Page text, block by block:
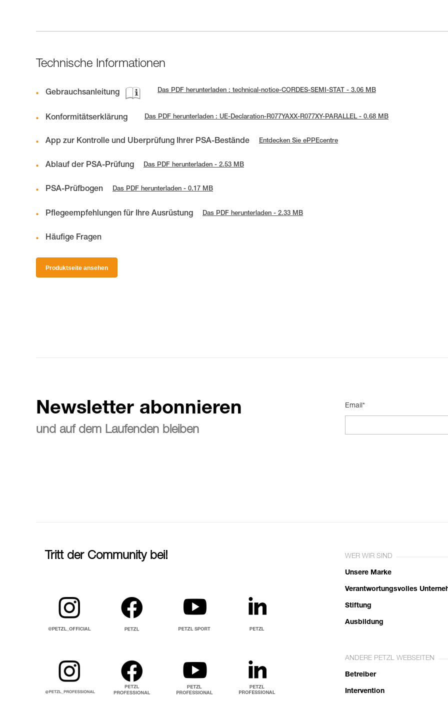
Technische Informationen
Gebrauchsanleitung Das PDF herunterladen : technical-notice-CORDES-SEMI-STAT - 3.06 MB
Konformitätserklärung Das PDF herunterladen : UE-Declaration-R077YAXX-R077XY-PARALLEL - 0.68 MB
App zur Kontrolle und Überprüfung Ihrer PSA-Bestände Entdecken Sie ePPEcentre
Ablauf der PSA-Prüfung Das PDF herunterladen - 2.53 MB
PSA-Prüfbogen Das PDF herunterladen - 0.17 MB
Pflegeempfehlungen für Ihre Ausrüstung Das PDF herunterladen - 2.33 MB
Häufige Fragen
Produktseite ansehen
Newsletter abonnieren
und auf dem Laufenden bleiben
Email*
Tritt der Community bei! WER WIR SIND
Unsere Marke
Verantwortungsvolles
Stiftung
Ausbildung
ANDERE PETZL WEBSEITEN
Betreiber
Intervention